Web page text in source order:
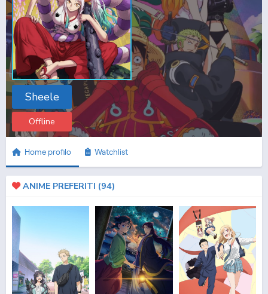
Sheele
Offline
Home profilo Watchlist
ANIME PREFERITI (94)